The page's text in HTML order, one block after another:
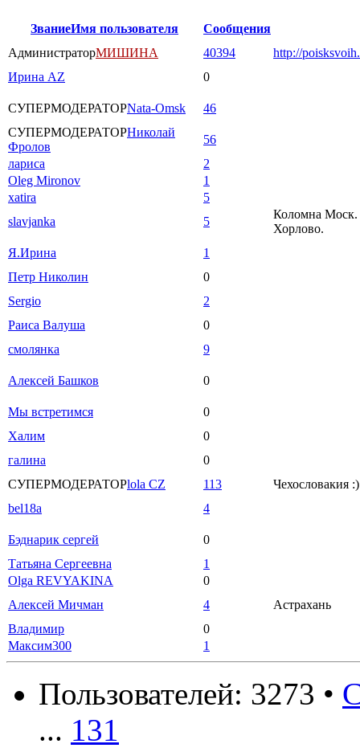
ЗваниеИмя пользователя
Сообщения
АдминистраторМИШИНА 40394
http://
Ирина AZ
0
СУПЕРМОДЕРАТОРNata-Omsk
46
СУПЕРМОДЕРАТОРНиколай
Фролов
56
лариса
2
Oleg Mironov
1
xatira
5
slavjanka
5
Коломна Моск.
Хорлово.
Я.Ирина
1
Петр Николин
0
Sergio
2
Раиса Валуша
0
смолянка
9
Алексей Башков 0
Мы встретимся
0
Халим
0
галина
0
СУПЕРМОДЕРАТОРlola CZ 113
Чехословакия :)
bel18a
4
Бэднарик сергей
0
Татьяна Сергеевна
1
Olga REVYAKINA
0
Алексей Мичман
4
Астрахань
Владимир
0
Максим300
1
Пользователей: 3273 •
... 131